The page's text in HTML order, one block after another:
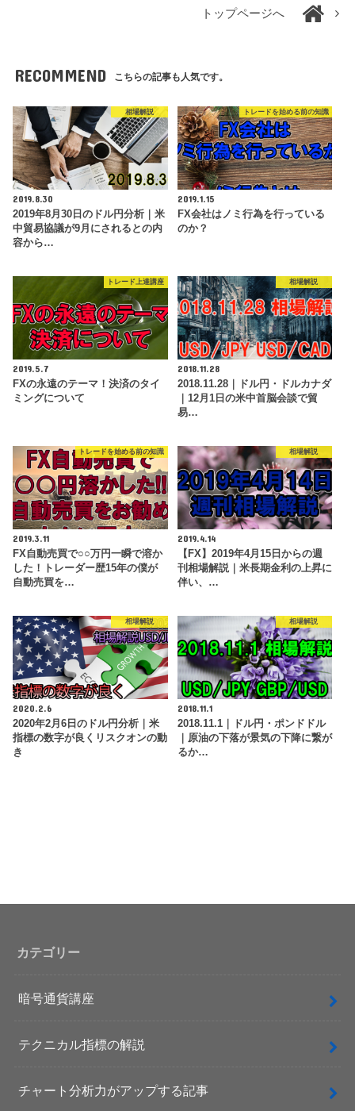
トップページへ
RECOMMEND こちらの記事も人気です。
相場解説
2019.8.30
2019年8月30日のドル円分析｜米
中貿易協議が9月にされるとの内
容から…
トレードを始める前の知識
2019.1.15
FX会社はノミ行為を行っている
のか？
トレード上達講座
2019.5.7
FXの永遠のテーマ！決済のタイ
ミングについて
相場解説
2018.11.28
2018.11.28｜ドル円・ドルカナダ
｜12月1日の米中首脳会談で貿
易…
トレードを始める前の知識
2019.3.11
FX自動売買で○○万円一瞬で溶か
した！トレーダー歴15年の僕が
自動売買を…
相場解説
2019.4.14
【FX】2019年4月15日からの週
刊相場解説｜米長期金利の上昇に
伴い、…
相場解説
2020.2.6
2020年2月6日のドル円分析｜米
指標の数字が良くリスクオンの動
き
相場解説
2018.11.1
2018.11.1｜ドル円・ポンドドル
｜原油の下落が景気の下降に繋が
るか…
カテゴリー
暗号通貨講座
テクニカル指標の解説
チャート分析力がアップする記事